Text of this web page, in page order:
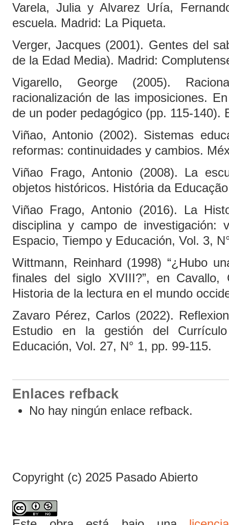
Varela, Julia y Alvarez Uría,
escuela. Madrid: La Piqueta.
Verger, Jacques (2001). Gentes del
de la Edad Media). Madrid:
Vigarello, George (2005).
racionalización de las imposiciones.
de un poder pedagógico (pp. 115-140).
Viñao, Antonio (2002). Sistemas
reformas: continuidades y cambios.
Viñao Frago, Antonio (2008). La
objetos históricos. História da
Viñao Frago, Antonio (2016). La
disciplina y campo de investigación:
Espacio, Tiempo y Educación, Vol. 3,
Wittmann, Reinhard (1998) “¿Hubo
finales del siglo XVIII?”, en Cavallo,
Historia de la lectura en el mundo
Zavaro Pérez, Carlos (2022).
Estudio en la gestión del
Educación, Vol. 27, N° 1, pp. 99-115.
Enlaces refback
No hay ningún enlace refback.
Copyright (c) 2025 Pasado Abierto